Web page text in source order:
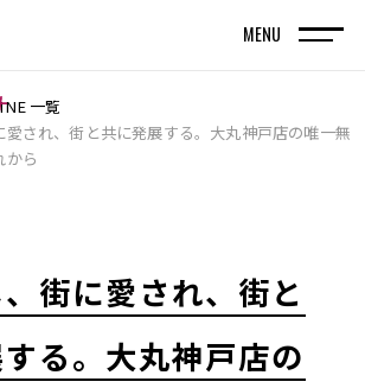
MENU
ページ
特集記事
一覧
愛され、街と共に発展する。大丸神戸店の唯一無
から
街に愛され、街と
る。大丸神戸店の